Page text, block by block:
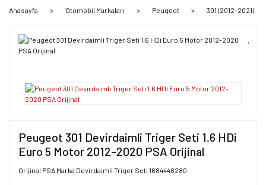
Anasayfa Otomobil Markaları Peugeot 301 (2012-2021)
Peugeot 301 Devirdaimli Triger Seti 1.6 HDi
Euro 5 Motor 2012-2020 PSA Orijinal
Orijinal PSA Marka Devirdaimli Triger Seti 1684448280